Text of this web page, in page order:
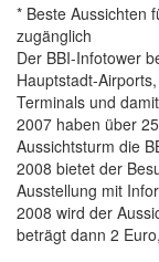
* Beste Aussichten
zugänglich
Der BBI-Infotower
Hauptstadt-
Terminals und
2007 haben über
Aussichtsturm die
2008 bietet der
Ausstellung mit
2008 wird der
beträgt dann 2